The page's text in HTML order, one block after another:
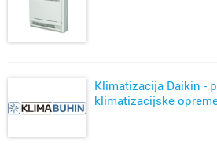
Klimatizacija Daikin -
klimatizacijske